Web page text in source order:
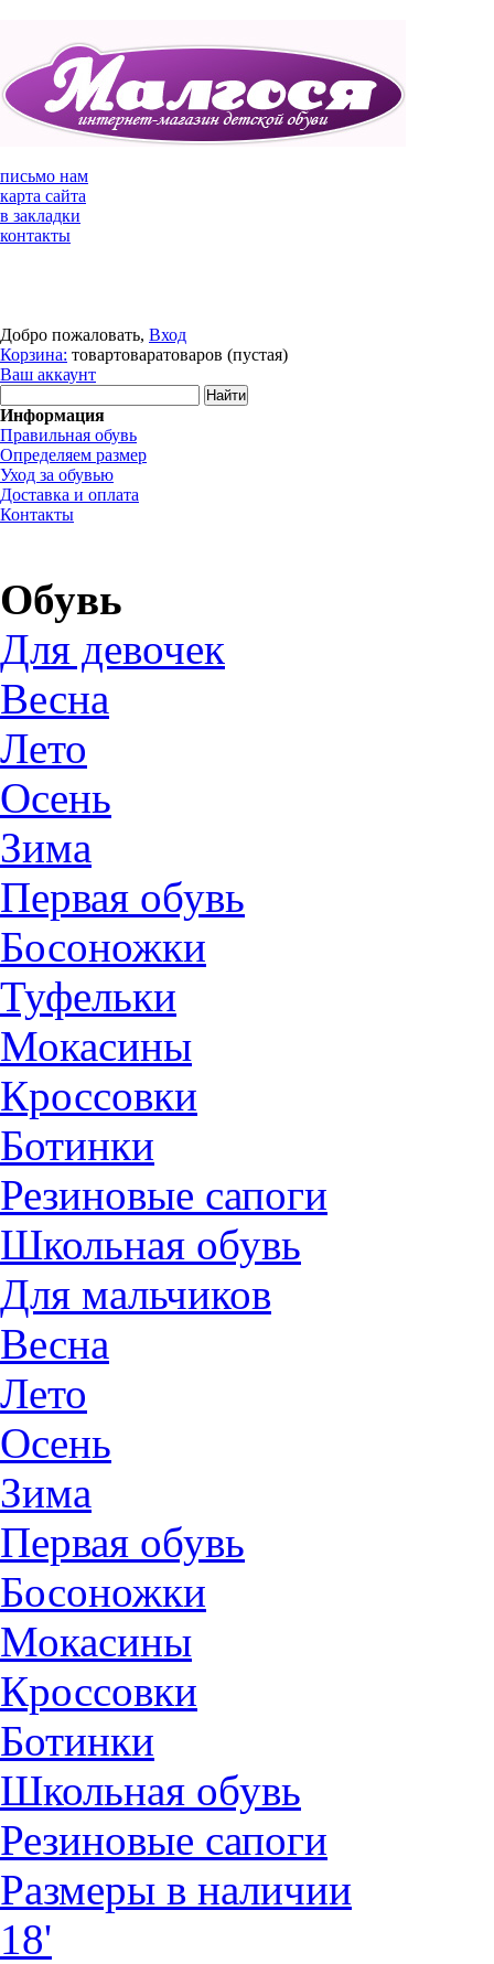
письмо нам
карта сайта
в закладки
контакты
Добро пожаловать, Вход
Корзина: товартоваратоваров (пустая)
Ваш аккаунт
Информация
Правильная обувь
Определяем размер
Уход за обувью
Доставка и оплата
Контакты
Обувь
Для девочек
Весна
Лето
Осень
Зима
Первая обувь
Босоножки
Туфельки
Мокасины
Кроссовки
Ботинки
Резиновые сапоги
Школьная обувь
Для мальчиков
Весна
Лето
Осень
Зима
Первая обувь
Босоножки
Мокасины
Кроссовки
Ботинки
Школьная обувь
Резиновые сапоги
Размеры в наличии
18'